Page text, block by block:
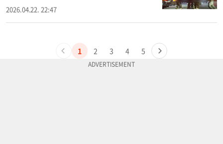
2026.04.22. 22:47
1 2 3 4 5